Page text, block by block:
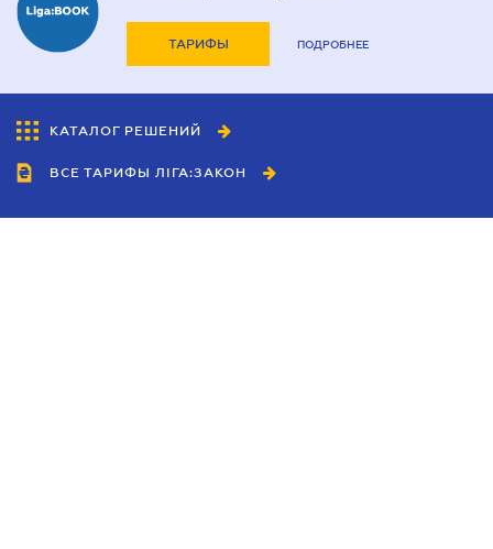
ТАРИФЫ ПОДРОБНЕЕ
КАТАЛОГ РЕШЕНИЙ
ВСЕ ТАРИФЫ ЛІГА:ЗАКОН